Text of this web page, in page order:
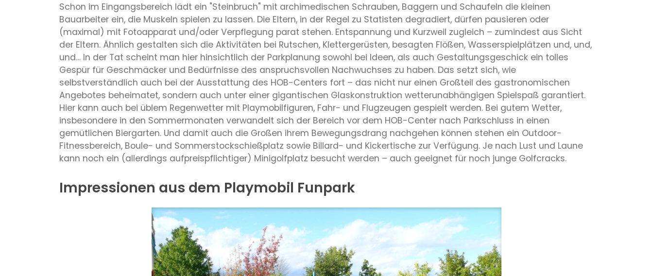
Schon im Eingangsbereich lädt ein "Steinbruch" mit archimedischen Schrauben, Baggern und Schaufeln die kleinen
Bauarbeiter ein, die Muskeln spielen zu lassen. Die Eltern, in der Regel zu Statisten degradiert, dürfen pausieren oder
(maximal) mit Fotoapparat und/oder Verpflegung parat stehen. Entspannung und Kurzweil zugleich – zumindest aus Sicht
der Eltern. Ähnlich gestalten sich die Aktivitäten bei Rutschen, Klettergerüsten, besagten Flößen, Wasserspielplätzen und, und,
und… In der Tat scheint man hier hinsichtlich der Parkplanung sowohl bei Ideen, als auch Gestaltungsgeschick ein tolles
Gespür für Geschmäcker und Bedürfnisse des anspruchsvollen Nachwuchses zu haben. Das setzt sich, wie
selbstverständlich auch bei der Ausstattung des HOB-Centers fort – das nicht nur einen Großteil des gastronomischen
Angebotes beheimatet, sondern auch unter einer gigantischen Glaskonstruktion wetterunabhängigen Spielspaß garantiert.
Hier kann auch bei üblem Regenwetter mit Playmobilfiguren, Fahr- und Flugzeugen gespielt werden. Bei gutem Wetter,
insbesondere in den Sommermonaten verwandelt sich der Bereich vor dem HOB-Center nach Parkschluss in einen
gemütlichen Biergarten. Und damit auch die Großen ihrem Bewegungsdrang nachgehen können stehen ein Outdoor-
Fitnessbereich, Boule- und Sommerstockschießplatz sowie Billard- und Kickertische zur Verfügung. Je nach Lust und Laune
kann noch ein (allerdings aufpreispflichtiger) Minigolfplatz besucht werden – auch geeignet für noch junge Golfcracks.
Impressionen aus dem Playmobil Funpark